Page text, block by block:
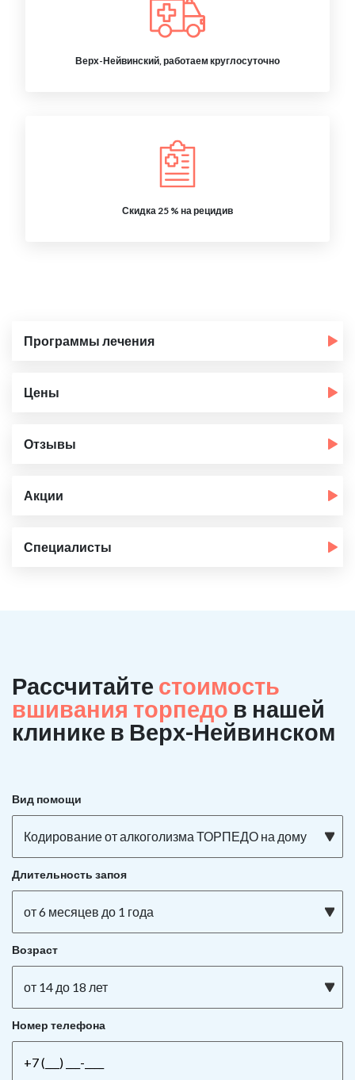
Верх-Нейвинский, работаем круглосуточно
Скидка 25 % на рецидив
Программы лечения
Цены
Отзывы
Акции
Специалисты
Рассчитайте стоимость
вшивания торпедо в нашей
клинике в Верх-Нейвинском
Вид помощи
Кодирование от алкоголизма ТОРПЕДО на дому
Длительность запоя
от 6 месяцев до 1 года
Возраст
от 14 до 18 лет
Номер телефона